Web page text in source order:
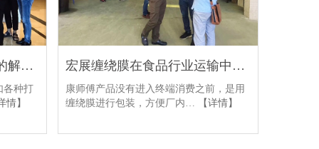
宏展打包带在电器行业中的解决方案
各种打
情】
宏展缠绕膜在食品行业运输中的解决方案
康师傅产品没有进入终端消费之前，是用
缠绕膜进行包装，方便厂内…
【详情】